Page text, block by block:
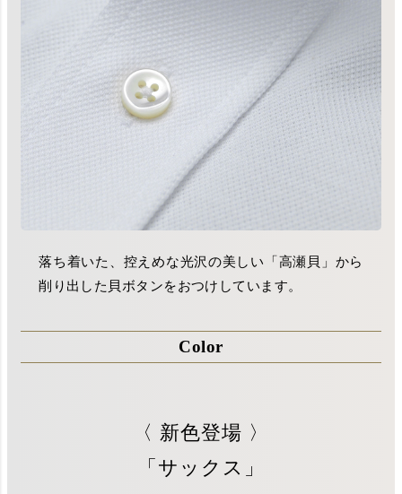
落ち着いた、控えめな光沢の美しい「高瀬貝」から
削り出した貝ボタンをおつけしています。
Color
〈 新色登場 〉
「サックス」